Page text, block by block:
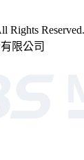
Rights
限公司